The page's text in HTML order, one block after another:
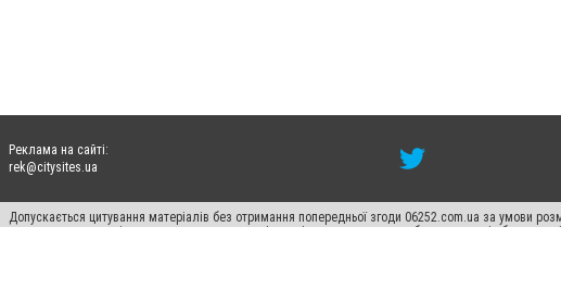
Реклама на сайті:
rek@citysites.ua
Допускається цитування матеріалів без отримання попередньої згоди 06252.com.ua за умови
пошукових систем гіперпосилання на цитовані статті не нижче другого абзацу в тексті або в